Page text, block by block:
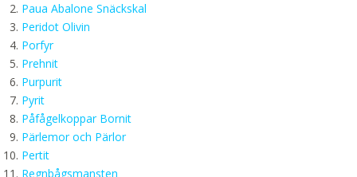
Paua Abalone Snäckskal
Peridot Olivin
Porfyr
Prehnit
Purpurit
Pyrit
Påfågelkoppar Bornit
Pärlemor och Pärlor
Pertit
Regnbågsmansten